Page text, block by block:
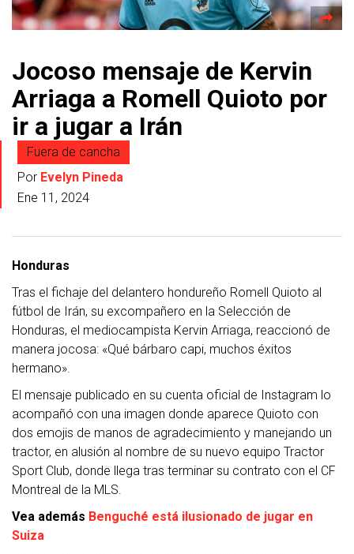
Jocoso mensaje de Kervin
Arriaga a Romell Quioto por
ir a jugar a Irán
Fuera de cancha
Por Evelyn Pineda
Ene 11, 2024
Honduras
Tras el fichaje del delantero hondureño Romell Quioto al
fútbol de Irán, su excompañero en la Selección de
Honduras, el mediocampista Kervin Arriaga, reaccionó de
manera jocosa: «Qué bárbaro capi, muchos éxitos
hermano».
El mensaje publicado en su cuenta oficial de Instagram lo
acompañó con una imagen donde aparece Quioto con
dos emojis de manos de agradecimiento y manejando un
tractor, en alusión al nombre de su nuevo equipo Tractor
Sport Club, donde llega tras terminar su contrato con el CF
Montreal de la MLS.
Vea además Benguché está ilusionado de jugar en
Suiza